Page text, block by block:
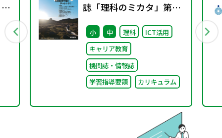
誌「理科のミカタ」第15
号 ～特集 自由進度学
習にチャレンジ！～
小 中 理科
ICT活用
キャリア教育
機関誌・情報誌
学習指導要領
カリキュラム